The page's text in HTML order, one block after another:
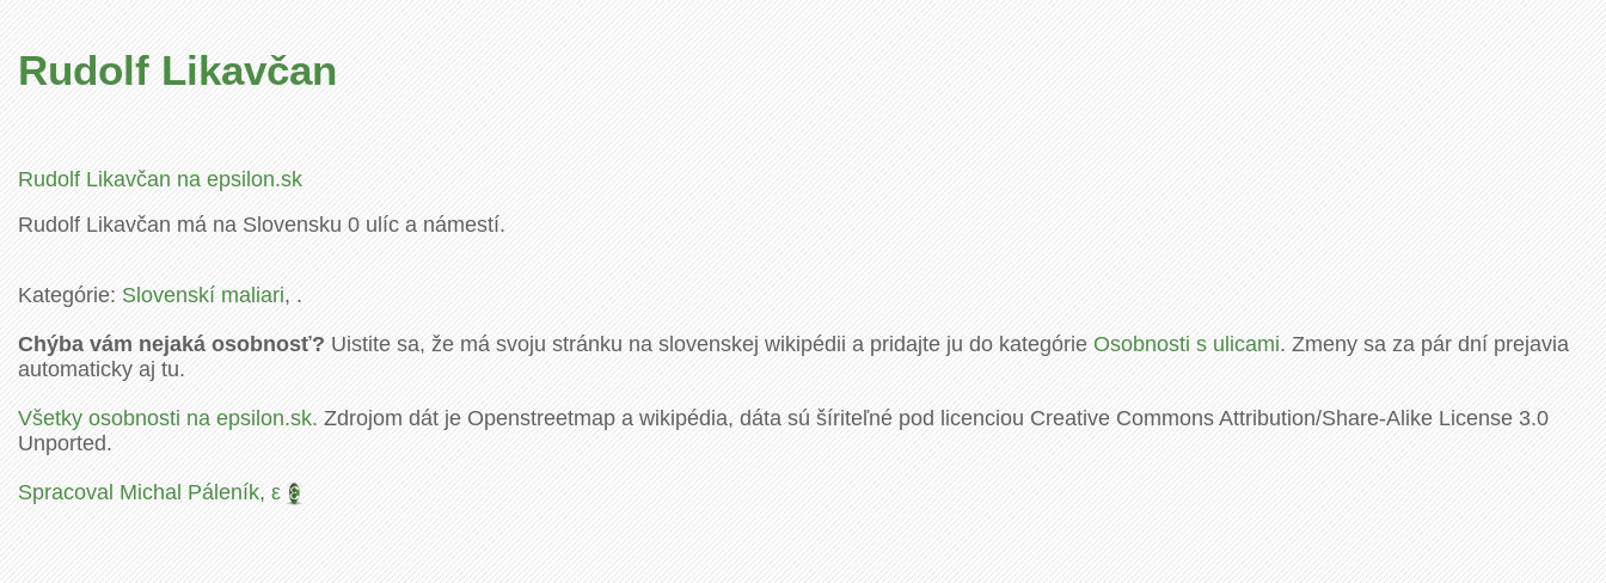
Rudolf Likavčan
Rudolf Likavčan na epsilon.sk
Rudolf Likavčan má na Slovensku 0 ulíc a námestí.
Kategórie:Slovenskí maliari, .
Chýba vám nejaká osobnosť?Uistite sa, že má svoju stránku na slovenskej wikipédii a pridajte ju do kategórieOsobnosti s ulicami. Zmeny sa za pár dní prejavia
automaticky aj tu.
Všetky osobnosti na epsilon.sk.Zdrojom dát je Openstreetmap a wikipédia, dáta sú šíriteľné pod licenciou Creative Commons Attribution/Share-Alike License 3.0
Unported.
Spracoval Michal Páleník,ε